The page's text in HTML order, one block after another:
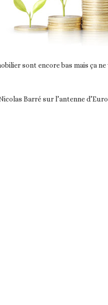
sont encore bas mais ça
Barré sur l’antenne